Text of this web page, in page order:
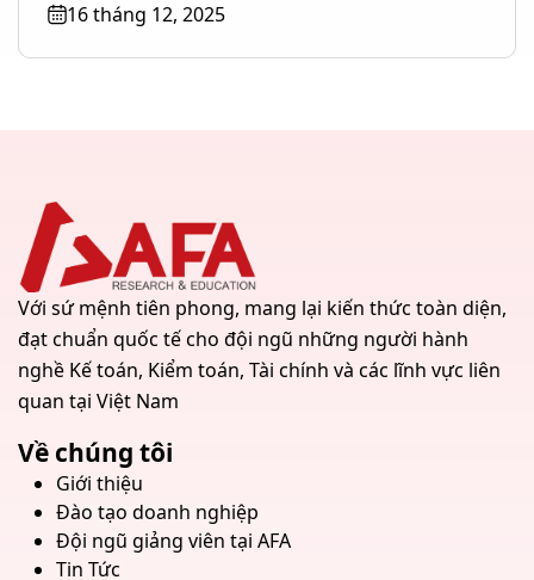
16 tháng 12, 2025
Với sứ mệnh tiên phong, mang lại kiến thức toàn diện,
đạt chuẩn quốc tế cho đội ngũ những người hành
nghề Kế toán, Kiểm toán, Tài chính và các lĩnh vực liên
quan tại Việt Nam
Về chúng tôi
Giới thiệu
Đào tạo doanh nghiệp
Đội ngũ giảng viên tại AFA
Tin Tức